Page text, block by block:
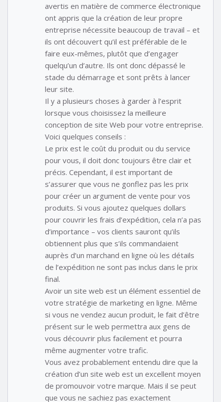
avertis en matière de commerce électronique
ont appris que la création de leur propre
entreprise nécessite beaucoup de travail – et
ils ont découvert qu’il est préférable de le
faire eux-mêmes, plutôt que d’engager
quelqu’un d’autre. Ils ont donc dépassé le
stade du démarrage et sont prêts à lancer
leur site.
Il y a plusieurs choses à garder à l’esprit
lorsque vous choisissez la meilleure
conception de site Web pour votre entreprise.
Voici quelques conseils :
Le prix est le coût du produit ou du service
pour vous, il doit donc toujours être clair et
précis. Cependant, il est important de
s’assurer que vous ne gonflez pas les prix
pour créer un argument de vente pour vos
produits. Si vous ajoutez quelques dollars
pour couvrir les frais d’expédition, cela n’a pas
d’importance – vos clients sauront qu’ils
obtiennent plus que s’ils commandaient
auprès d’un marchand en ligne où les détails
de l’expédition ne sont pas inclus dans le prix
final.
Avoir un site web est un élément essentiel de
votre stratégie de marketing en ligne. Même
si vous ne vendez aucun produit, le fait d’être
présent sur le web permettra aux gens de
vous découvrir plus facilement et pourra
même augmenter votre trafic.
Vous avez probablement entendu dire que la
création d’un site web est un excellent moyen
de promouvoir votre marque. Mais il se peut
que vous ne sachiez pas exactement